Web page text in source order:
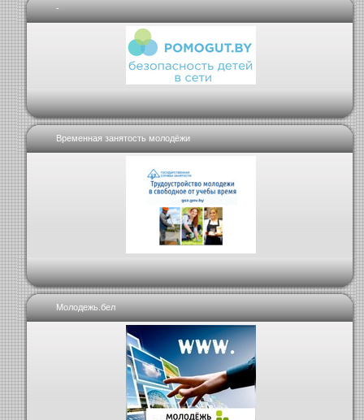
-
Временная занятость молодёжи
Молодежь.бел